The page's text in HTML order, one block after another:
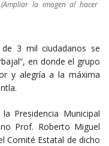
la imagen al hacer
3 mil ciudadanos se
en donde el grupo
y alegría a la máxima
Presidencia Municipal
Prof. Roberto Miguel
Comité Estatal de dicho